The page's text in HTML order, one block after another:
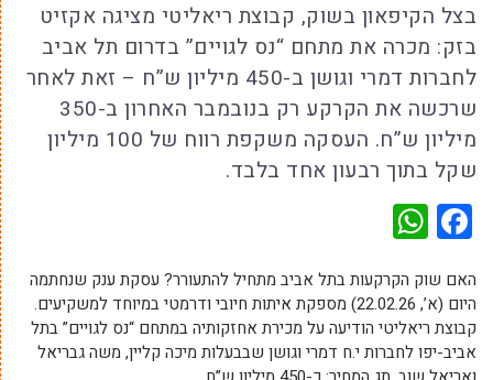
בצל הקיפאון בשוק, קבוצת ריאליטי מציגה אקזיט
בזק: מכרה את מתחם “נס לגויים” בדרום תל אביב
לחברות דמרי וגושן ב-450 מיליון ש”ח – זאת לאחר
שרכשה את הקרקע רק בנובמבר האחרון ב-350
מיליון ש”ח. העסקה משקפת רווח של 100 מיליון
שקל בתוך רבעון אחד בלבד.
Facebook
האם שוק הקרקעות בתל אביב מתחיל להתעורר? עסקת ענק שנחתמה
היום (א’, 22.02.26) מספקת איתות חיובי ודרמטי במיוחד למשקיעים.
קבוצת ריאליטי הודיעה על מכירת אחזקותיה במתחם “נס לגויים” בתל
אביב-יפו לחברות י.ח דמרי וגושן שבבעלות מיכה קליין, משה גבריאל